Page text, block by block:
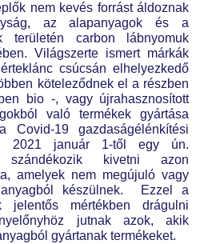
nem kevés forrást áldoznak
az alapanyagok és a
területén carbon lábnyomuk
Világszerte ismert márkák
csúcsán elhelyezkedő
köteleződnek el a részben
bio -, vagy újrahasznosított
való termékek gyártása
19 gazdaságélénkítési
2021 január 1-től egy ún.
szándékozik kivetni azon
amelyek nem megújuló vagy
készülnek. Ezzel a
jelentős mértékben drágulni
jutnak azok, akik
gyártanak termékeket.